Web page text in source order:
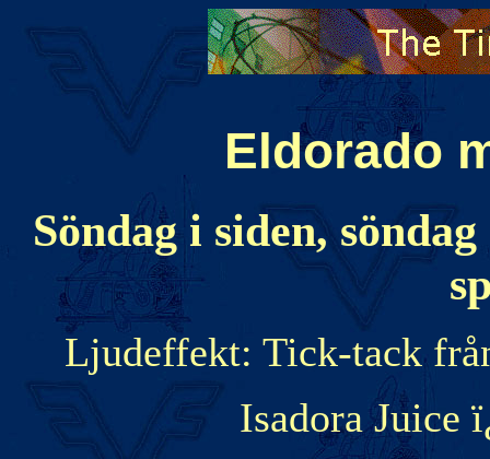
Eldorado
Söndag i siden,
Ljudeffekt: Tick-tack
Isadora Juice